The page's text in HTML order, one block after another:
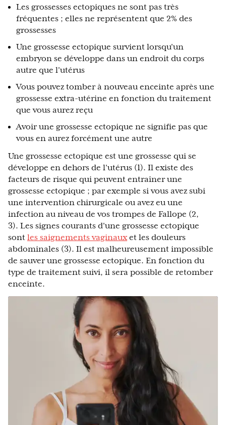
Les grossesses ectopiques ne sont pas très
fréquentes ; elles ne représentent que 2% des
grossesses
Une grossesse ectopique survient lorsqu'un
embryon se développe dans un endroit du corps
autre que l'utérus
Vous pouvez tomber à nouveau enceinte après une
grossesse extra-utérine en fonction du traitement
que vous aurez reçu
Avoir une grossesse ectopique ne signifie pas que
vous en aurez forcément une autre
Une grossesse ectopique est une grossesse qui se
développe en dehors de l'utérus (1). Il existe des
facteurs de risque qui peuvent entraîner une
grossesse ectopique ; par exemple si vous avez subi
une intervention chirurgicale ou avez eu une
infection au niveau de vos trompes de Fallope (2,
3). Les signes courants d'une grossesse ectopique
sont les saignements vaginauxet les douleurs
abdominales (3). Il est malheureusement impossible
de sauver une grossesse ectopique. En fonction du
type de traitement suivi, il sera possible de retomber
enceinte.